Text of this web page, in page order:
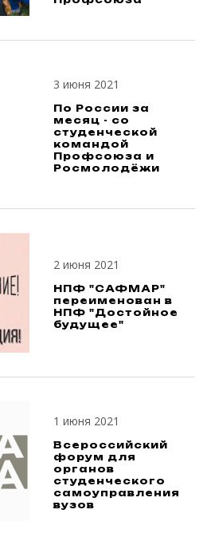
3 июня 2021
По России за
месяц - со
студенческой
командой
Профсоюза и
Росмолодёжи
2 июня 2021
НПФ "САФМАР"
переименован в
НПФ "Достойное
будущее"
1 июня 2021
Всероссийский
форум для
органов
студенческого
самоуправления
вузов